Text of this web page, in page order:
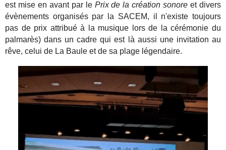
est mise en avant par le Prix de la création sonore et divers
évènements organisés par la SACEM, il n'existe toujours
pas de prix attribué à la musique lors de la cérémonie du
palmarès) dans un cadre qui est là aussi une invitation au
rêve, celui de La Baule et de sa plage légendaire.